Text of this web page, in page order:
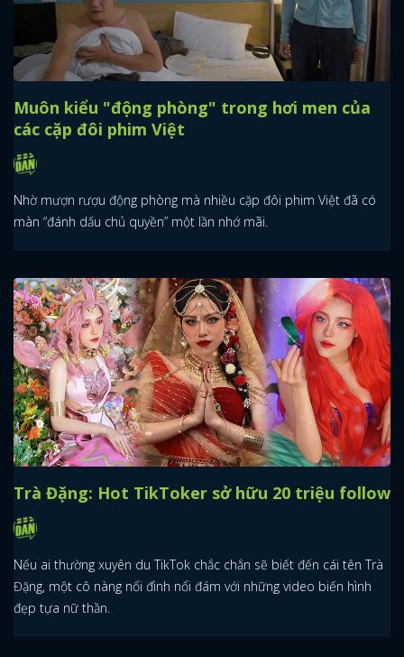
Muôn kiểu "động phòng" trong hơi men của
các cặp đôi phim Việt
Nhờ mượn rượu động phòng mà nhiều cặp đôi phim Việt đã có
màn “đánh dấu chủ quyền” một lần nhớ mãi.
Trà Đặng: Hot TikToker sở hữu 20 triệu follow
Nếu ai thường xuyên du TikTok chắc chắn sẽ biết đến cái tên Trà
Đặng, một cô nàng nổi đình nổi đám với những video biến hình
đẹp tựa nữ thần.